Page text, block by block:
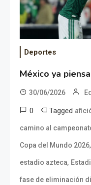
Deportes
México ya
30/06/2026
0 Tagged
camino al
Copa del Mundo 2026,
estadio azteca,
fase de eliminación